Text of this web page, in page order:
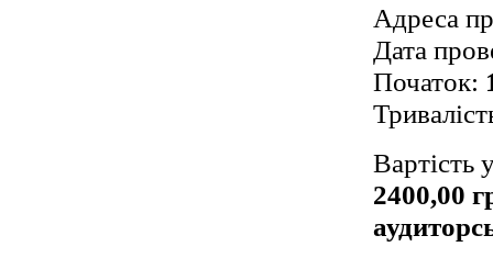
Адреса
Дата
Початок:
Вартість
2400,00